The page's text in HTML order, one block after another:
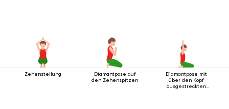
Zehenstellung
Diamantpose auf
den Zehenspitzen
Diamantpose mit
über den Kopf
ausgestreckten